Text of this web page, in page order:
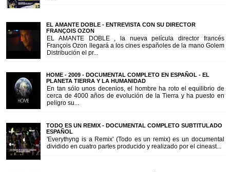
EL AMANTE DOBLE - ENTREVISTA CON SU DIRECTOR
FRANÇOIS OZON
EL AMANTE DOBLE , la nueva película director francés
François Ozon llegará a los cines españoles de la mano Golem
Distribución el pr...
HOME - 2009 - DOCUMENTAL COMPLETO EN ESPAÑOL - EL
PLANETA TIERRA Y LA HUMANIDAD
En tan sólo unos decenios, el hombre ha roto el equilibrio de
cerca de 4000 años de evolución de la Tierra y ha puesto en
peligro su...
TODO ES UN REMIX - DOCUMENTAL COMPLETO SUBTITULADO
ESPAÑOL
'Everythyng is a Remix' (Todo es un remix) es un documental
dividido en cuatro partes producido y realizado por el cineast...